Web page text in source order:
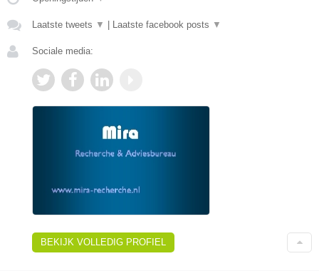
Laatste tweets ▼ Laatste facebook posts ▼
Sociale media:
BEKIJK VOLLEDIG PROFIEL